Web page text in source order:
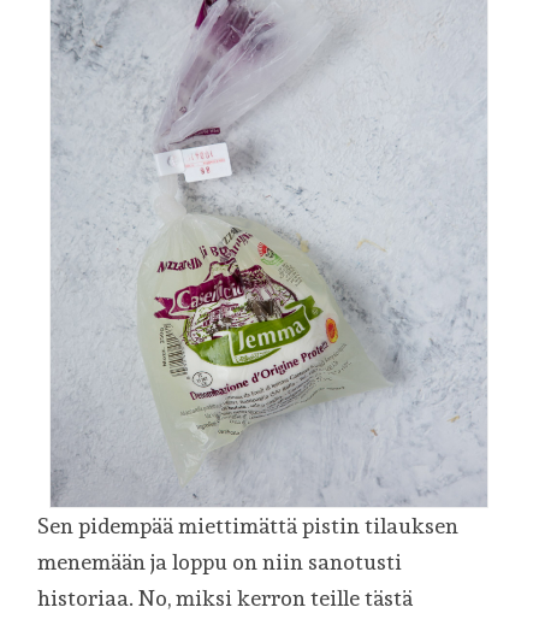
Sen pidempää miettimättä pistin tilauksen
menemään ja loppu on niin sanotusti
historiaa. No, miksi kerron teille tästä